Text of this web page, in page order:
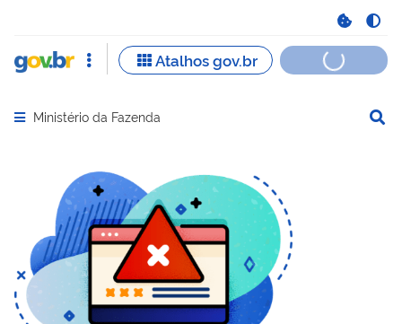
Abrir menu principal de navegação
Ministério da Fazenda